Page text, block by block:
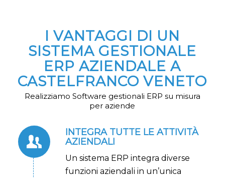
I VANTAGGI DI UN
SISTEMA GESTIONALE
ERP AZIENDALE A
CASTELFRANCO VENETO
Realizziamo Software gestionali ERP su misura
per aziende
INTEGRA TUTTE LE ATTIVITÀ
AZIENDALI
Un sistema ERP integra diverse
funzioni aziendali in un’unica